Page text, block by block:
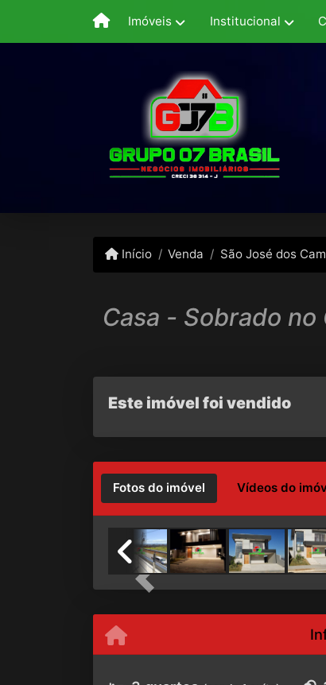
Imóveis Institucional
Início Venda São José dos
Casa - Sobrado
Este imóvel foi vendido
Fotos do imóvel Vídeos do
Previous